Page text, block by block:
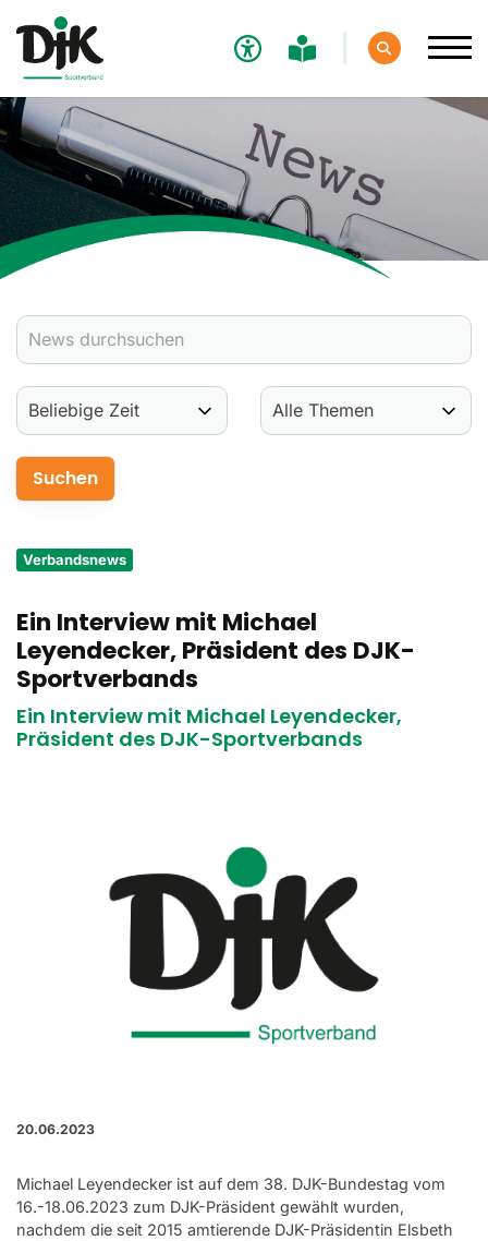
Verbandsnews
Ein Interview mit Michael
Leyendecker, Präsident des DJK-
Sportverbands
Ein Interview mit Michael Leyendecker,
Präsident des DJK-Sportverbands
20.06.2023
Michael Leyendecker ist auf dem 38. DJK-Bundestag vom
16.-18.06.2023 zum DJK-Präsident gewählt wurden,
nachdem die seit 2015 amtierende DJK-Präsidentin Elsbeth
Verband
Aktuelles
Verbands-News
Termine
Verantwortung
Aus- und Fortbildungen
Kontakt
Bundessportfest '26
DJK Sportjugend